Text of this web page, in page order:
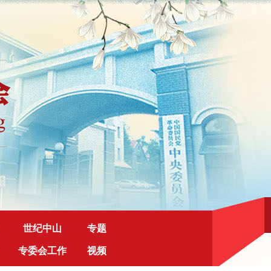
世纪中山 专题
专委会工作 视频